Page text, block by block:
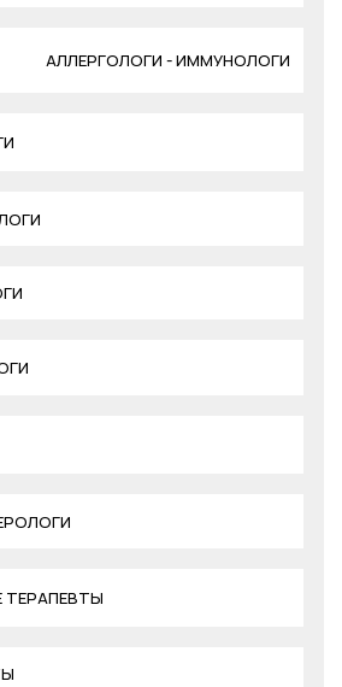
АЛЛЕРГОЛОГИ - ИММУНОЛОГИ
ТЕРАПЕВТЫ